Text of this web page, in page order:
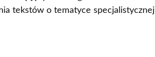
tekstów o tematyce specjalistycznej